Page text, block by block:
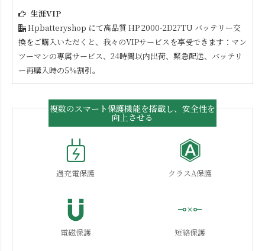
生涯VIP
Hpbatteryshop にて高品質 HP 2000-2D27TU バッテリー交
換をご購入いただくと、我々のVIPサービスを享受できます：マン
ツーマンの専属サービス、24時間以内出荷、緊急配送、バッテリ
ー再購入時の5%割引。
複数のスマート保護機能を搭載し、安全性を
向上させる
過充電保護 クラスA保護
電磁保護 短絡保護